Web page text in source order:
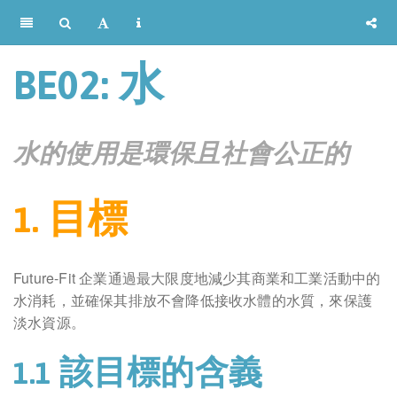
BE02: 水
水的使用是環保且社會公正的
1. 目標
Future-Fit 企業通過最大限度地減少其商業和工業活動中的
水消耗，並確保其排放不會降低接收水體的水質，來保護
淡水資源。
1.1 該目標的含義